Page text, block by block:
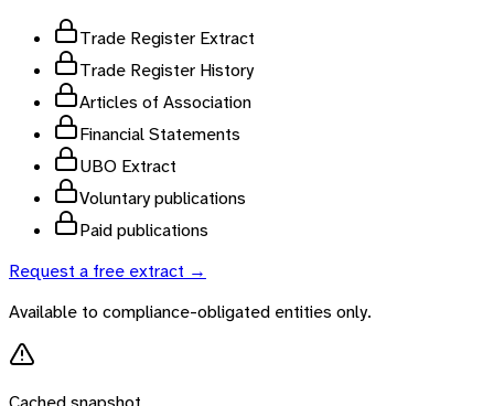
Trade Register Extract
Trade Register History
Articles of Association
Financial Statements
UBO Extract
Voluntary publications
Paid publications
Request a free extract →
Available to compliance-obligated entities only.